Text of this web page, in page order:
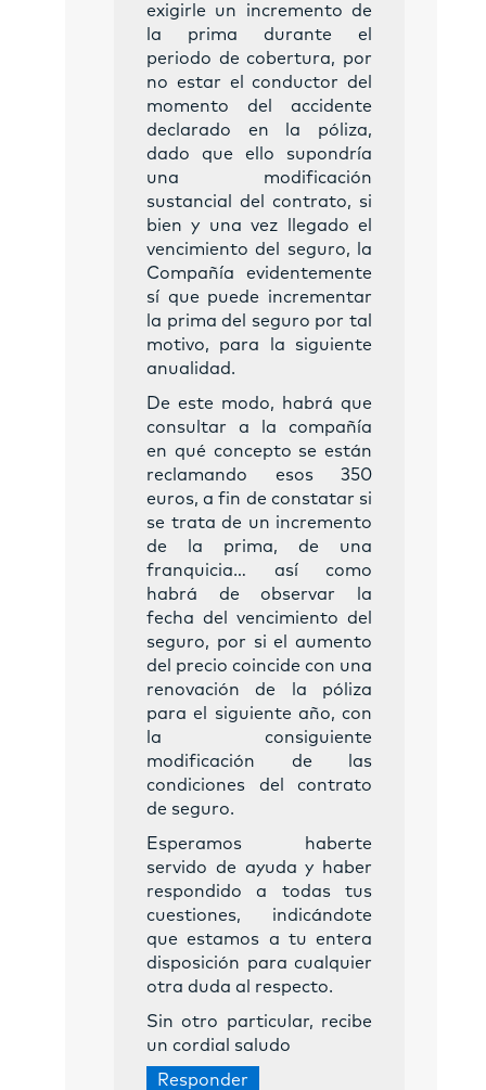
exigirle un incremento de
la prima durante el
periodo de cobertura, por
no estar el conductor del
momento del accidente
declarado en la póliza,
dado que ello supondría
una modificación
sustancial del contrato, si
bien y una vez llegado el
vencimiento del seguro, la
Compañía evidentemente
sí que puede incrementar
la prima del seguro por tal
motivo, para la siguiente
anualidad.
De este modo, habrá que
consultar a la compañía
en qué concepto se están
reclamando esos 350
euros, a fin de constatar si
se trata de un incremento
de la prima, de una
franquicia… así como
habrá de observar la
fecha del vencimiento del
seguro, por si el aumento
del precio coincide con una
renovación de la póliza
para el siguiente año, con
la consiguiente
modificación de las
condiciones del contrato
de seguro.
Esperamos haberte
servido de ayuda y haber
respondido a todas tus
cuestiones, indicándote
que estamos a tu entera
disposición para cualquier
otra duda al respecto.
Sin otro particular, recibe
un cordial saludo
Responder